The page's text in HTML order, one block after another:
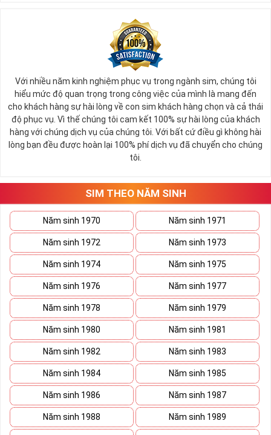
Ý nghĩa sim tứ quý 2
Theo quan niệm phong thủy
Số 2 tượng trưng cho sự cân bằng, hài hòa của âm dương và đất
trời. Sự cân bằng này giúp cho mọi việc đều thuận lợi và mang lại
nhiều may mắn trong cuộc sống và kinh doanh.
Số 2 còn biểu trưng cho lòng tốt, sự ổn định và tính hai mặt của
mọi vấn đề. Số 2 giúp cho họ có được sự lựa chọn, để đưa ra
những hướng giải quyết đúng đắn nhắt.
tứ 2 cùng xuất hiện trong một dãy số sim càng giúp cho ý nghĩa
sim tứ quýtăng lên gấp bội. Sở hữu sim Tứ Quý 2 giúp khích lệ tinh
thần người sở hữu là không sợ bất cứ điều gì mà hãy cứ làm thì
mọi điều tốt đẹp và may mắn ắt sẽ đến.
Lợi ích sim Tứ Quý 2 mang lại là gì?
Với nhiều năm kinh nghiệm phục vụ trong ngành sim, chúng tôi
hiểu mức độ quan trọng trong công việc của mình là mang đến
cho khách hàng sự hài lòng về con sim khách hàng chọn và cả thái
độ phục vụ. Vì thế chúng tôi cam kết 100% sự hài lòng của khách
hàng với chúng dịch vụ của chúng tôi. Với bất cứ điều gì không hài
lòng bạn đều được hoàn lại 100% phí dịch vụ đã chuyển cho chúng
tôi.
SIM THEO NĂM SINH
Năm sinh 1970 Năm sinh 1971
Năm sinh 1972 Năm sinh 1973
Năm sinh 1974 Năm sinh 1975
Năm sinh 1976 Năm sinh 1977
Năm sinh 1978 Năm sinh 1979
Năm sinh 1980 Năm sinh 1981
Năm sinh 1982 Năm sinh 1983
Năm sinh 1984 Năm sinh 1985
Năm sinh 1986 Năm sinh 1987
Năm sinh 1988 Năm sinh 1989